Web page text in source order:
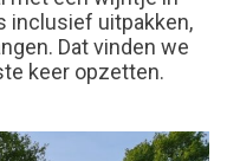
inclusief uitpakken,
Dat vinden we
keer opzetten.